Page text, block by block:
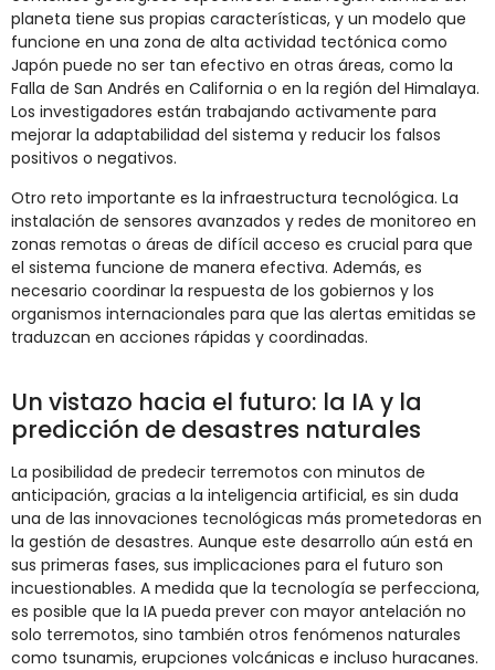
planeta tiene sus propias características, y un modelo que
funcione en una zona de alta actividad tectónica como
Japón puede no ser tan efectivo en otras áreas, como la
Falla de San Andrés en California o en la región del Himalaya.
Los investigadores están trabajando activamente para
mejorar la adaptabilidad del sistema y reducir los falsos
positivos o negativos.
Otro reto importante es la infraestructura tecnológica. La
instalación de sensores avanzados y redes de monitoreo en
zonas remotas o áreas de difícil acceso es crucial para que
el sistema funcione de manera efectiva. Además, es
necesario coordinar la respuesta de los gobiernos y los
organismos internacionales para que las alertas emitidas se
traduzcan en acciones rápidas y coordinadas.
Un vistazo hacia el futuro: la IA y la
predicción de desastres naturales
La posibilidad de predecir terremotos con minutos de
anticipación, gracias a la inteligencia artificial, es sin duda
una de las innovaciones tecnológicas más prometedoras en
la gestión de desastres. Aunque este desarrollo aún está en
sus primeras fases, sus implicaciones para el futuro son
incuestionables. A medida que la tecnología se perfecciona,
es posible que la IA pueda prever con mayor antelación no
solo terremotos, sino también otros fenómenos naturales
como tsunamis, erupciones volcánicas e incluso huracanes.